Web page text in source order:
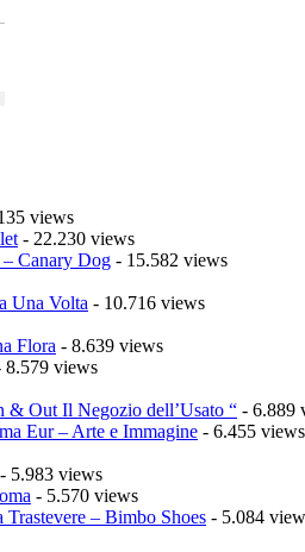
views
- 22.230 views
Canary Dog - 15.582 views
Una Volta - 10.716 views
Flora - 8.639 views
8.579 views
Out Il Negozio dell’Usato “ - 6.889
Eur – Arte e Immagine - 6.455 views
- 5.983 views
- 5.570 views
Trastevere – Bimbo Shoes - 5.084